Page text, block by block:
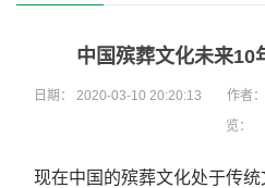
中国殡葬文化未来10
日期： 2020-03-10 20:20:13 作者：
览：
现在中国的殡葬文化处于传统